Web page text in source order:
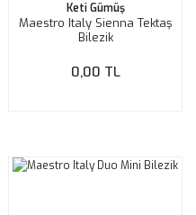
Keti Gümüş
Maestro Italy Sienna Tektaş
Bilezik
0,00 TL